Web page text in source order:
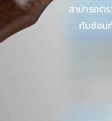
สามารถต
ทับซ้อน